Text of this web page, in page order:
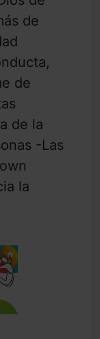
de
de
de la
-Las
la